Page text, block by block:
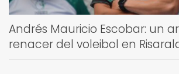
Andrés Mauricio Escobar: un
renacer del voleibol en